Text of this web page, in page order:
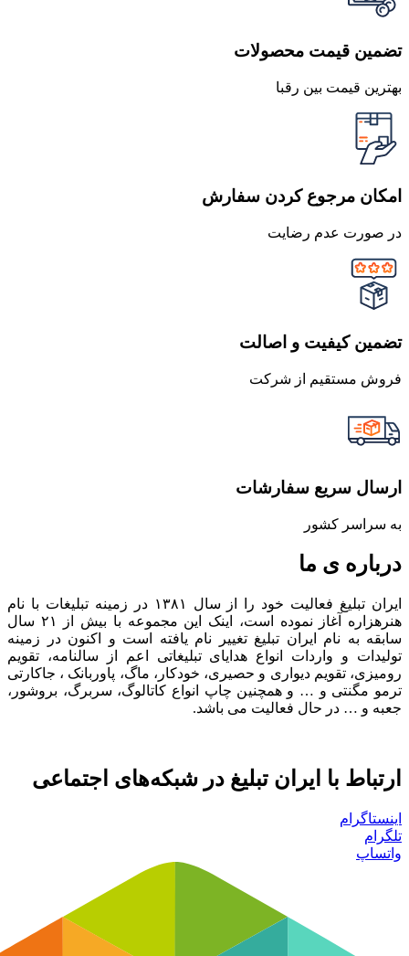
تضمین قیمت محصولات
بهترین قیمت بین رقبا
امکان مرجوع کردن سفارش
در صورت عدم رضایت
تضمین کیفیت و اصالت
فروش مستقیم از شرکت
ارسال سریع سفارشات
به سراسر کشور
درباره ی ما
ایران تبلیغ فعالیت خود را از سال ۱۳۸۱ در زمینه تبلیغات با نام
هنرهزاره آغاز نموده است، اینک این مجموعه با بیش از ۲۱ سال
سابقه به نام ایران تبلیغ تغییر نام یافته است و اکنون در زمینه
تولیدات و واردات انواع هدایای تبلیغاتی اعم از سالنامه، تقویم
رومیزی، تقویم دیواری و حصیری، خودکار، ماگ، پاوربانک ، جاکارتی
ترمو مگنتی و … و همچنین چاپ انواع کاتالوگ، سربرگ، بروشور،
جعبه و … در حال فعالیت می باشد.
ارتباط با ایران تبلیغ در شبکه‌های اجتماعی
اینستاگرام
تلگرام
واتساپ